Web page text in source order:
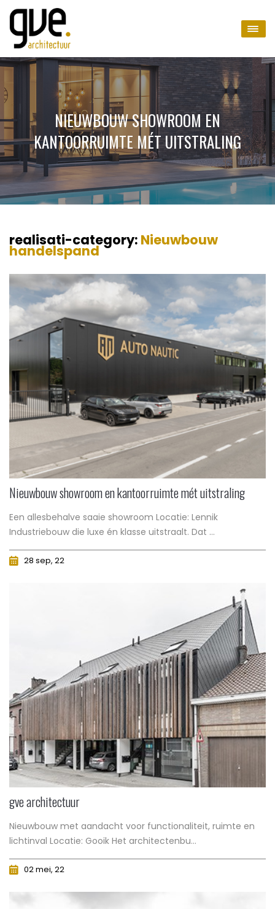
NIEUWBOUW SHOWROOM EN
KANTOORRUIMTE MÉT UITSTRALING
realisati-category: Nieuwbouw
handelspand
Nieuwbouw showroom en kantoorruimte mét uitstraling
Een allesbehalve saaie showroom Locatie: Lennik
Industriebouw die luxe én klasse uitstraalt. Dat ...
28 sep, 22
gve architectuur
Nieuwbouw met aandacht voor functionaliteit, ruimte en
lichtinval Locatie: Gooik Het architectenbu...
02 mei, 22